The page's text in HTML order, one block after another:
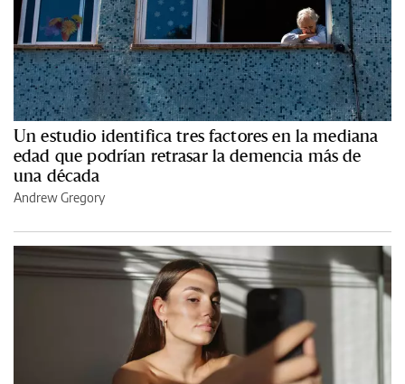
Un estudio identifica tres factores en la mediana
edad que podrían retrasar la demencia más de
una década
Andrew Gregory